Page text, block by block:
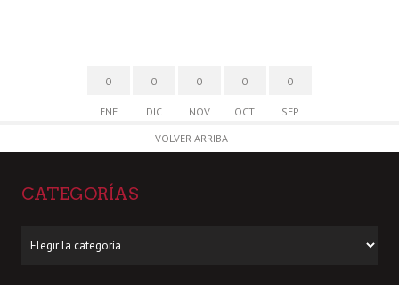
0
ENE
0
DIC
0
NOV
0
OCT
0
SEP
VOLVER ARRIBA
CATEGORÍAS